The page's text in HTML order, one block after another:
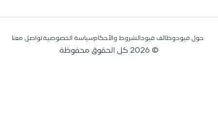
حول قيودوظائف قيود الشروط والأحكامسياسة الخصوصيةتواصل معنا
© 2026 كل الحقوق محفوظة